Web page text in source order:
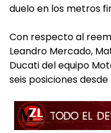
duelo en los metros
Con respecto al
Leandro Mercado,
Ducati del equipo
seis posiciones